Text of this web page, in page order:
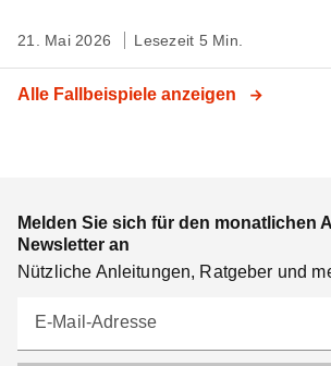
21. Mai 2026 Lesezeit 5 Min.
Alle Fallbeispiele anzeigen
Melden Sie sich für den monatlichen
Newsletter an
Nützliche Anleitungen, Ratgeber und
E-Mail-Adresse